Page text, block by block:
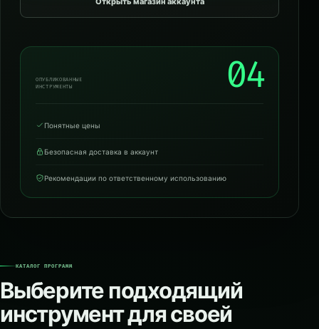
ОПУБЛИКОВАННЫЕ
ИНСТРУМЕНТЫ
04
Понятные цены
Безопасная доставка в аккаунт
Рекомендации по ответственному использованию
КАТАЛОГ ПРОГРАММ
Выберите подходящий
инструмент для своей